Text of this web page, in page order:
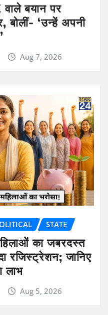
बयान पर
बोलीं- ‘उन्हें अपनी
Aug 7, 2026
STATE
का जबरदस्त
रजिस्ट्रेशन; जानिए
लाभ
Aug 5, 2026